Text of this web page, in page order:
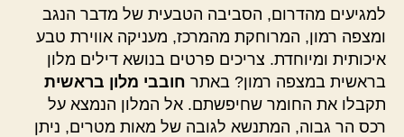
למגיעים מהדרום, הסביבה הטבעית של מדבר הנגב
ומצפה רמון, המרוחקת מהמרכז, מעניקה אווירת טבע
איכותית ומיוחדת. צריכים פרטים בנושא דילים מלון
בראשית במצפה רמון? באתר חובבי מלון בראשית
תקבלו את החומר שחיפשתם. אל המלון הנמצא על
רכס הר גבוה, המתנשא לגובה של מאות מטרים, ניתן